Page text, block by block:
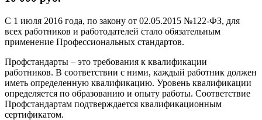
С 1 июля 2016 года, по закону от 02.05.2015 №122-ФЗ, для
всех работников и работодателей стало обязательным
применение Профессиональных стандартов.
Профстандарты – это требования к квалификации
работников. В соответствии с ними, каждый работник должен
иметь определенную квалификацию. Уровень квалификации
определяется по образованию и опыту работы. Соответствие
Профстандартам подтверждается квалификационным
сертификатом.